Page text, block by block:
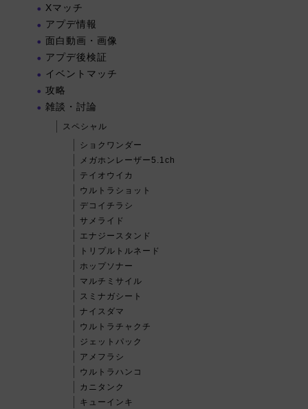
Xマッチ
アプデ情報
面白動画・画像
アプデ後検証
イベントマッチ
攻略
雑談・討論
スペシャル
ショクワンダー
メガホンレーザー5.1ch
テイオウイカ
ウルトラショット
デコイチラシ
サメライド
エナジースタンド
トリプルトルネード
ホップソナー
マルチミサイル
スミナガシート
ナイスダマ
ウルトラチャクチ
ジェットパック
アメフラシ
ウルトラハンコ
カニタンク
キューインキ